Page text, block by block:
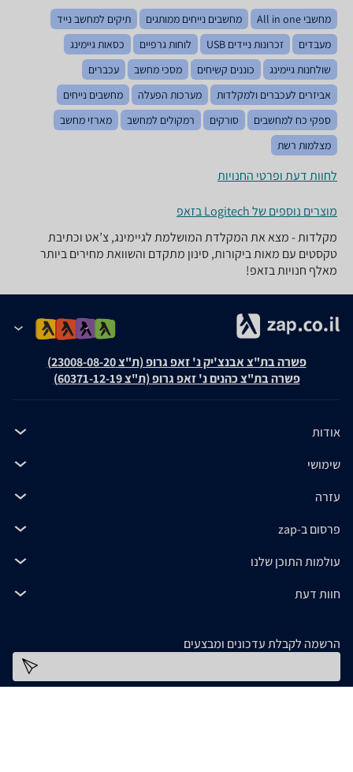
מחשבי All in one מחשבים נייחים ממותגים
תיקים למחשב נייד
מעבדים
זכרונות ניידים USB לוחות גרפיים
כסאות גיימינג
שולחנות גיימינג
כוננים קשיחים מסכי מחשב
עכברים
אביזרים לעכברים ולמקלדות
מערכות הפעלה
מחשבים נייחים
ספקי כח למחשבים
סורקים רמקולים למחשב
מארזי מחשב
מצלמות רשת
לחוות דעת ופרטי החנויות
מוצרים נוספים של Logitech בזאפ
מקלדות - מצא את המקלדת המושלמת לגיימינג, צ’אט וכתיבת
טקסטים עם מאות ביקורות, סינון מתקדם והשוואת מחירים ביותר
מאלף חנויות בזאפ!
פשרה בת"צ אבנצ'יק נ' זאפ גרופ (ת"צ 23008-08-20)
פשרה בת"צ כהנים נ' זאפ גרופ (ת"צ 60371-12-19)
אודות
שימושי
עזרה
פרסום ב-zap
עולמות התוכן שלנו
חוות דעת
הרשמה לקבלת עדכונים ומבצעים